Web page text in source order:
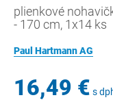
plienkové
- 170 cm, 1x14 ks
Paul Hartmann AG
16,49 € s